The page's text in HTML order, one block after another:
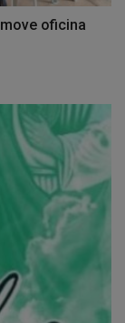
oficina